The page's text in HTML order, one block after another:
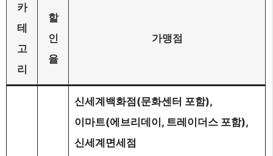
카
테
고
리
할
인
율
가맹점
신세계백화점(문화센터 포함),
이마트(에브리데이, 트레이더스 포함),
신세계면세점